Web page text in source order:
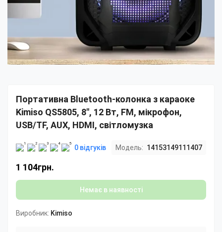
Портативна Bluetooth-колонка з караоке
Kimiso QS5805, 8", 12 Вт, FM, мікрофон,
USB/TF, AUX, HDMI, світломузка
0 відгуків Модель: 14153149111407
1 104грн.
Немає в наявності
Виробник: Kimiso